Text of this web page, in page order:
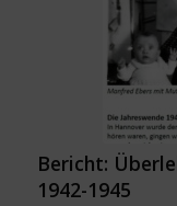
Bericht:
1942-1945